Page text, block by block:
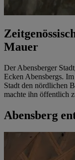
Mauer
Der Abensberger
Ecken Abensbergs.
Stadt den nördlichen
machte ihn öffentlich
Abensberg